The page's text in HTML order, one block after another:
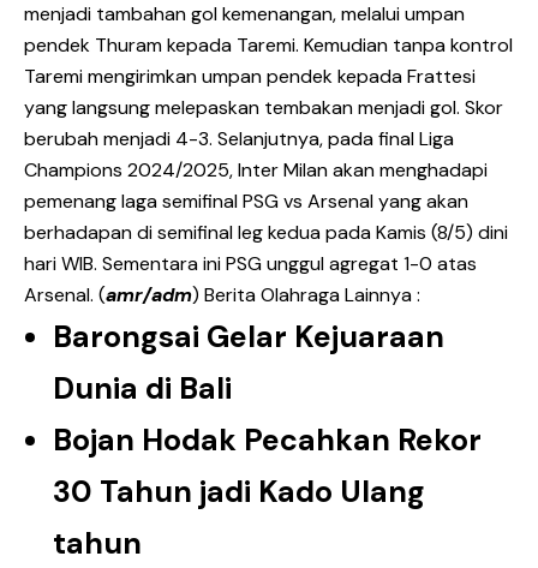
menjadi tambahan gol kemenangan, melalui umpan
pendek Thuram kepada Taremi. Kemudian tanpa kontrol
Taremi mengirimkan umpan pendek kepada Frattesi
yang langsung melepaskan tembakan menjadi gol. Skor
berubah menjadi 4-3. Selanjutnya, pada final Liga
Champions 2024/2025, Inter Milan akan menghadapi
pemenang laga semifinal PSG vs Arsenal yang akan
berhadapan di semifinal leg kedua pada Kamis (8/5) dini
hari WIB. Sementara ini PSG unggul agregat 1-0 atas
Arsenal. (amr/adm) Berita Olahraga Lainnya :
Barongsai Gelar Kejuaraan
Dunia di Bali
Bojan Hodak Pecahkan Rekor
30 Tahun jadi Kado Ulang
tahun